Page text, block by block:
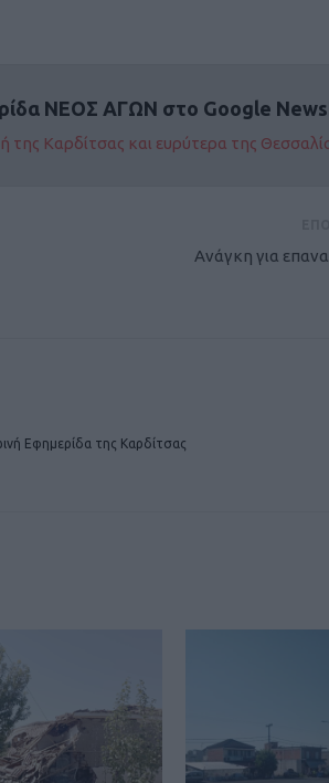
ΝΕΟΣ ΑΓΩΝ στο Google
της Καρδίτσας και ευρύτερα της
Ανάγκη για
Εφημερίδα της Καρδίτσας